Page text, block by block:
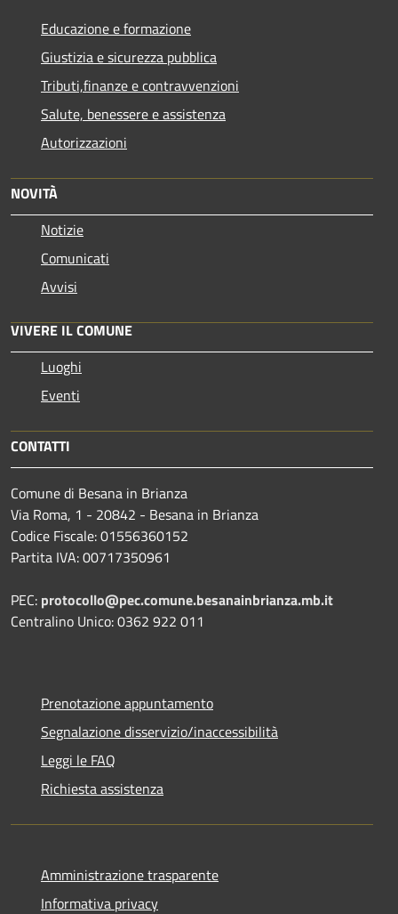
Educazione e formazione
Giustizia e sicurezza pubblica
Tributi,finanze e contravvenzioni
Salute, benessere e assistenza
Autorizzazioni
NOVITÀ
Notizie
Comunicati
Avvisi
VIVERE IL COMUNE
Luoghi
Eventi
CONTATTI
Comune di Besana in Brianza
Via Roma, 1 - 20842 - Besana in Brianza
Codice Fiscale: 01556360152
Partita IVA: 00717350961
PEC: protocollo@pec.comune.besanainbrianza.mb.it
Centralino Unico: 0362 922 011
Prenotazione appuntamento
Segnalazione disservizio/inaccessibilità
Leggi le FAQ
Richiesta assistenza
Amministrazione trasparente
Informativa privacy